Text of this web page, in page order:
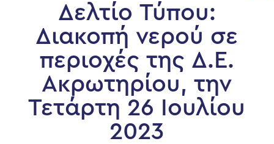
Δελτίο Τύπου:
Διακοπή νερού σε
περιοχές της Δ.Ε.
Ακρωτηρίου, την
Τετάρτη 26 Ιουλίου
2023